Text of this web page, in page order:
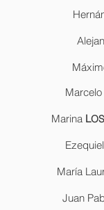
Marcelo
Marina L
Ezequiel
María
Juan